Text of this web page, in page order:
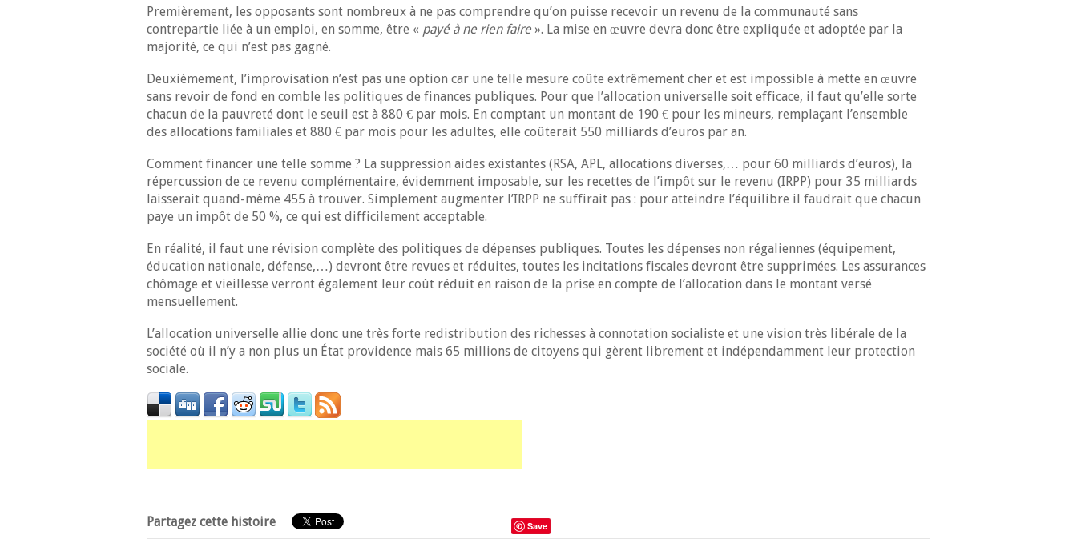
Premièrement, les opposants sont nombreux à ne pas comprendre qu’on puisse recevoir un revenu de la communauté sans
contrepartie liée à un emploi, en somme, être « payé à ne rien faire ». La mise en œuvre devra donc être expliquée et adoptée par la
majorité, ce qui n’est pas gagné.
Deuxièmement, l’improvisation n’est pas une option car une telle mesure coûte extrêmement cher et est impossible à mette en œuvre
sans revoir de fond en comble les politiques de finances publiques. Pour que l’allocation universelle soit efficace, il faut qu’elle sorte
chacun de la pauvreté dont le seuil est à 880 € par mois. En comptant un montant de 190 € pour les mineurs, remplaçant l’ensemble
des allocations familiales et 880 € par mois pour les adultes, elle coûterait 550 milliards d’euros par an.
Comment financer une telle somme ? La suppression aides existantes (RSA, APL, allocations diverses,… pour 60 milliards d’euros), la
répercussion de ce revenu complémentaire, évidemment imposable, sur les recettes de l’impôt sur le revenu (IRPP) pour 35 milliards
laisserait quand-même 455 à trouver. Simplement augmenter l’IRPP ne suffirait pas : pour atteindre l’équilibre il faudrait que chacun
paye un impôt de 50 %, ce qui est difficilement acceptable.
En réalité, il faut une révision complète des politiques de dépenses publiques. Toutes les dépenses non régaliennes (équipement,
éducation nationale, défense,…) devront être revues et réduites, toutes les incitations fiscales devront être supprimées. Les assurances
chômage et vieillesse verront également leur coût réduit en raison de la prise en compte de l’allocation dans le montant versé
mensuellement.
L’allocation universelle allie donc une très forte redistribution des richesses à connotation socialiste et une vision très libérale de la
société où il n’y a non plus un État providence mais 65 millions de citoyens qui gèrent librement et indépendamment leur protection
sociale.
Partagez cette histoire Save